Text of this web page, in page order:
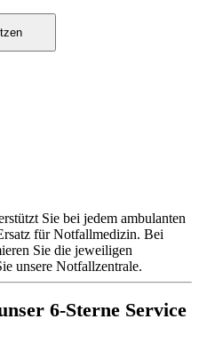
Sie bei jedem ambulanten
für Notfallmedizin. Bei
Sie die jeweiligen
unsere Notfallzentrale.
6-Sterne Service